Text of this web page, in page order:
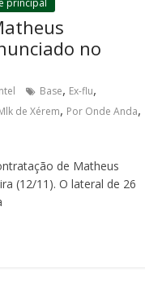
no
Base, Ex-flu,
de Xérem, Por Onde Anda,
de Matheus
(12/11). O lateral de 26